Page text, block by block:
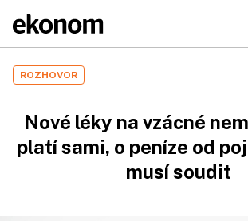
ROZHOVOR
Nové léky na vzácné
platí sami, o peníze od
musí soudit